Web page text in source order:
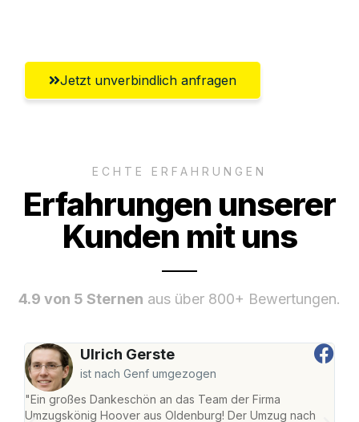
Jetzt unverbindlich anfragen
ECHTE ERFAHRUNGEN
Erfahrungen unserer
Kunden mit uns
4.9 von 5 Sternen aus über 800+ Bewertungen.
Ulrich Gerste
ist nach Genf umgezogen
"Ein großes Dankeschön an das Team der Firma
Umzugskönig Hoover aus Oldenburg! Der Umzug nach